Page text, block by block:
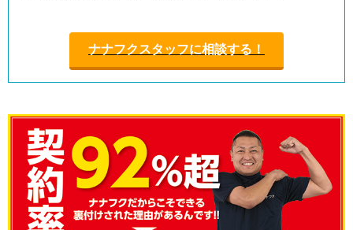
ナナフクスタッフに相談する！